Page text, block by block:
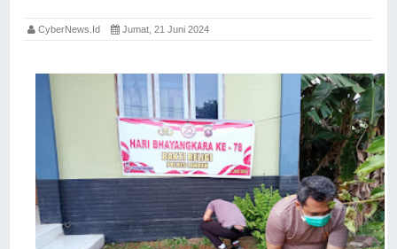
CyberNews.id Jumat, 21 Juni 2024